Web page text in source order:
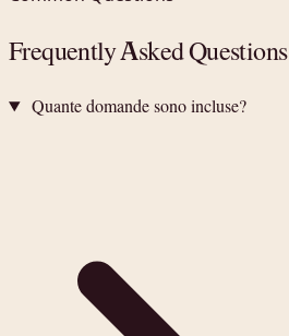
Frequently Asked Questions
Quante domande sono incluse?